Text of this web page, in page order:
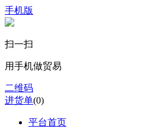
手机版
扫一扫
用手机做贸易
二维码
进货单(0)
平台首页